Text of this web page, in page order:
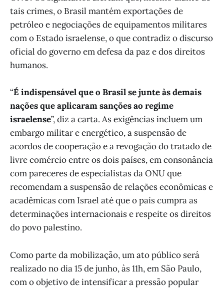
tais crimes, o Brasil mantém exportações de
petróleo e negociações de equipamentos militares
com o Estado israelense, o que contradiz o discurso
oficial do governo em defesa da paz e dos direitos
humanos.
“É indispensável que o Brasil se junte às demais
nações que aplicaram sanções ao regime
israelense”, diz a carta. As exigências incluem um
embargo militar e energético, a suspensão de
acordos de cooperação e a revogação do tratado de
livre comércio entre os dois países, em consonância
com pareceres de especialistas da ONU que
recomendam a suspensão de relações econômicas e
acadêmicas com Israel até que o país cumpra as
determinações internacionais e respeite os direitos
do povo palestino.
Como parte da mobilização, um ato público será
realizado no dia 15 de junho, às 11h, em São Paulo,
com o objetivo de intensificar a pressão popular